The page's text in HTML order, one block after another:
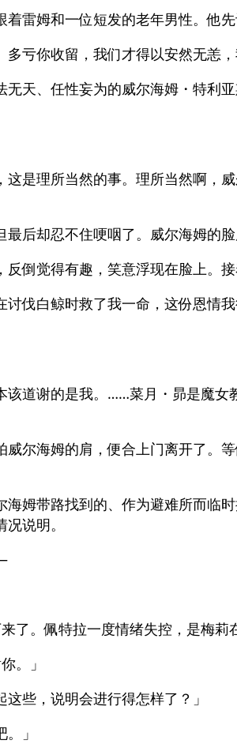
雷姆和一位短发的老年男性。他
多亏你收留，我们才得以安然无恙，
无天、任性妄为的威尔海姆・特利
是理所当然的事。理所当然啊，
后却忍不住哽咽了。威尔海姆的脸
倒觉得有趣，笑意浮现在脸上。
讨伐白鲸时救了我一命，这份恩情
该道谢的是我。……菜月・昴是魔
威尔海姆的肩，便合上门离开了。
海姆带路找到的、作为避难所而临
说明。
了。佩特拉一度情绪失控，是梅莉
。」
这些，说明会进行得怎样了？」
」